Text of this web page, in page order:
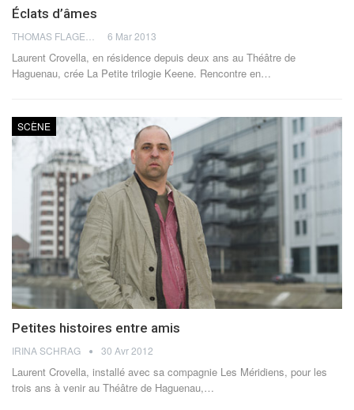
Éclats d’âmes
6 Mar 2013
Laurent Crovella, en résidence depuis deux ans au Théâtre de
Haguenau, crée La Petite trilogie Keene. Rencontre en…
SCÈNE
Petites histoires entre amis
IRINA SCHRAG 30 Avr 2012
Laurent Crovella, installé avec sa compagnie Les Méridiens, pour les
trois ans à venir au Théâtre de Haguenau,…